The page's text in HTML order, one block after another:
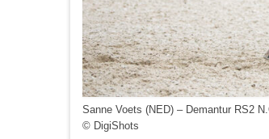
Sanne Voets (NED) – Demantur RS2
© DigiShots